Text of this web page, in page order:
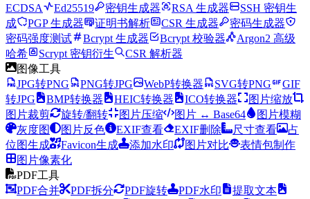
ECDSA
Ed25519 密钥生成器 RSA 生成器
SSH 密钥生
成
PGP 生成器 证明书解析 CSR 生成器
密码生成器
密码强度测试
Bcrypt 生成器 Bcrypt 校验器
Argon2 高级
哈希
Scrypt 密钥衍生
CSR 解析器
图像工具
JPG转PNG
PNG转JPG WebP转换器 SVG转PNG
GIF
转JPG
BMP转换器 HEIC转换器 ICO转换器
图片缩放
图片裁剪
旋转/翻转 图片压缩 图片 ↔ Base64
图片模糊
灰度图
图片反色 EXIF查看 EXIF删除 尺寸查看
占
位图生成
Favicon生成 添加水印 图片对比
表情包制作
图片像素化
PDF工具
PDF合并
PDF拆分 PDF旋转 PDF水印
提取文本